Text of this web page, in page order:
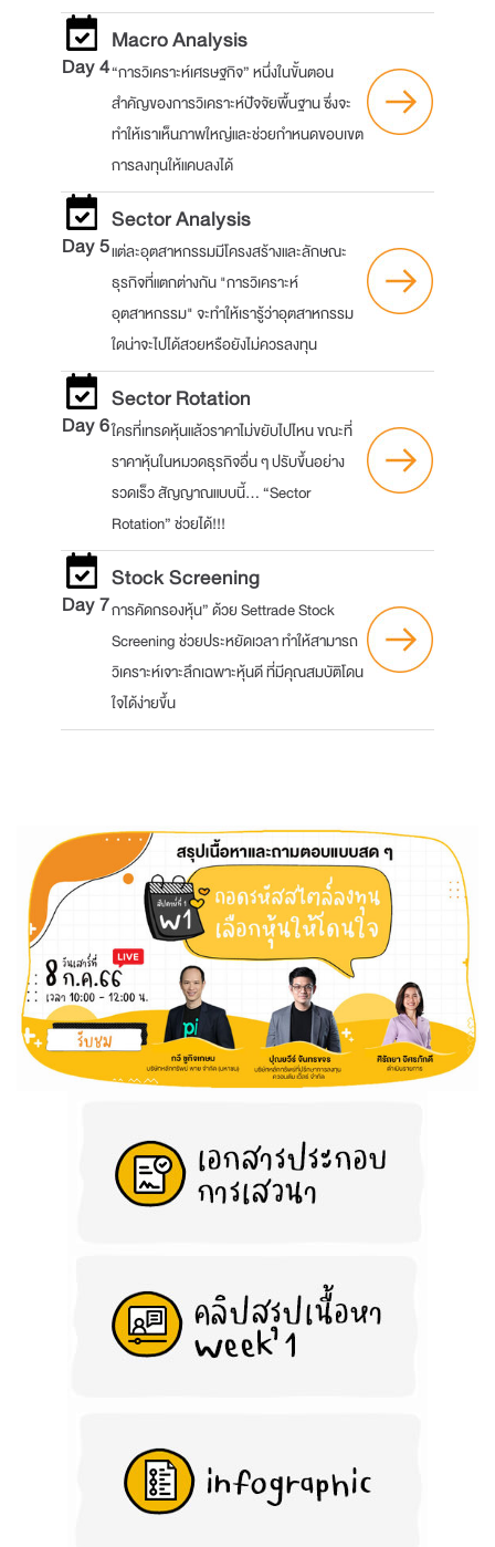
Day 4
Macro Analysis
“การวิเคราะห์เศรษฐกิจ” หนึ่งในขั้นตอน
สำคัญของการวิเคราะห์ปัจจัยพื้นฐาน ซึ่งจะ
ทำให้เราเห็นภาพใหญ่และช่วยกําหนดขอบเขต
การลงทุนให้แคบลงได้
Day 5
Sector Analysis
แต่ละอุตสาหกรรมมีโครงสร้างและลักษณะ
ธุรกิจที่แตกต่างกัน "การวิเคราะห์
อุตสาหกรรม" จะทำให้เรารู้ว่าอุตสาหกรรม
ใดน่าจะไปได้สวยหรือยังไม่ควรลงทุน
Day 6
Sector Rotation
ใครที่เทรดหุ้นแล้วราคาไม่ขยับไปไหน ขณะที่
ราคาหุ้นในหมวดธุรกิจอื่น ๆ ปรับขึ้นอย่าง
รวดเร็ว สัญญาณแบบนี้… “Sector
Rotation” ช่วยได้!!!
Day 7
Stock Screening
การคัดกรองหุ้น” ด้วย Settrade Stock
Screening ช่วยประหยัดเวลา ทำให้สามารถ
วิเคราะห์เจาะลึกเฉพาะหุ้นดี ที่มีคุณสมบัติโดน
ใจได้ง่ายขึ้น